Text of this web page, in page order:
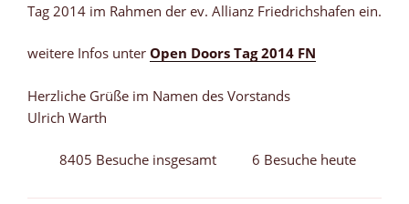
Tag 2014 im Rahmen der ev. Allianz Friedrichshafen ein.
weitere Infos unter Open Doors Tag 2014 FN
Herzliche Grüße im Namen des Vorstands
Ulrich Warth
8405 Besuche insgesamt 6 Besuche heute